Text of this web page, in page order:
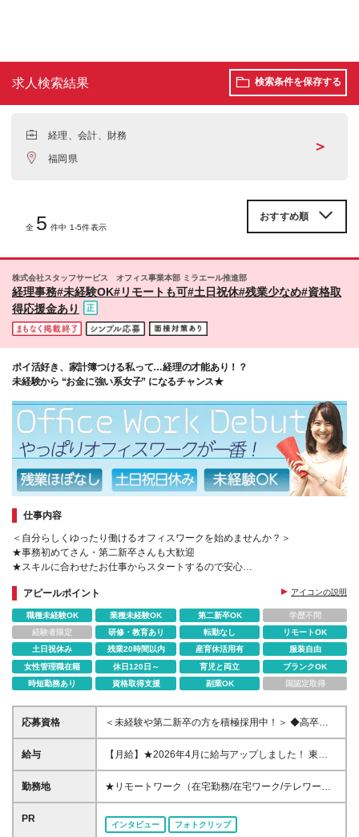
求人検索結果 検索条件を保存する
経理、会計、財務
福岡県
＞
全 5 件中 1-5件表示
株式会社スタッフサービス オフィス事業本部 ミラエール推進部
経理事務#未経験OK#リモートも可#土日祝休#残業少なめ#資格取
得応援金あり
ポイ活好き、家計簿つける私って…経理の才能あり！？
未経験から “お金に強い系女子” になるチャンス★
仕事内容
＜自分らしくゆったり働けるオフィスワークを始めませんか？＞
★事務初めてさん・第二新卒さんも大歓迎
★スキルに合わせたお仕事からスタートするので安心
アピールポイント
アイコンの説明
職種未経験OK 業種未経験OK 第二新卒OK
学歴不問
経験者限定
研修・教育あり 転勤なし
リモートOK
土日祝休み
残業20時間以内 産育休活用有
服装自由
女性管理職在籍
休日120日～ 育児と両立
ブランクOK
時短勤務あり
資格取得支援 副業OK 国認定取得
応募資格
＜未経験や第二新卒の方を積極採用中！＞ ◆高卒以
上 ◆事務経験・社会人経験がない方大歓迎 ◆初めて
の転職・第二新卒の方大歓迎 ◆転職回数不問 ◆20代
は、今までのスキルや経験より 「やってみたい！」
という気持ちを大切にしています！
給与
【月給】★2026年4月に給与アップしました！ 東
京 21万0000円～ 神奈川 20万2000円～ 大阪/埼玉 19
万7000円～ 千葉 19万6000円～ 愛知 19万2000円～
～ 栃木 18万2500円～ 滋賀/群馬 18万1500円～ 三
勤務地
★リモートワーク（在宅勤務/在宅ワーク/テレワー
ク）もOK 東京都内（渋谷、六本木、丸の内、新宿、
恵比寿、池袋、品川、秋葉原など）、神奈川、千葉、
埼玉、北海道、仙台、福島、新潟、栃木、群馬、つく
PR
インタビュー フォトクリップ